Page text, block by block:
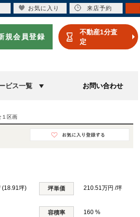
規会員登録
不動産1分査
定
ビス一覧 お問い合わせ
区画
(18.91坪) 坪単価 210.51万円 /坪
容積率 160 %
お気に入り 来店予約